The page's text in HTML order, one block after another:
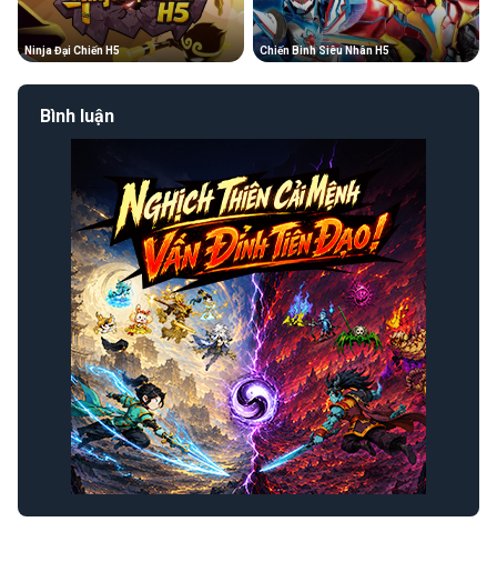
Ninja Đại Chiến H5 Chiến Binh Siêu Nhân H5
Bình luận